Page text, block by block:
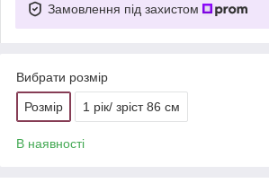
Замовлення під захистом
Вибрати розмір
Розмір 1 рік/ зріст 86 см
В наявності